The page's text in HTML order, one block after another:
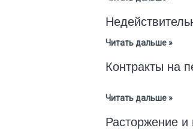
Читать дальше »
Контракты на
Читать дальше »
Расторжение и